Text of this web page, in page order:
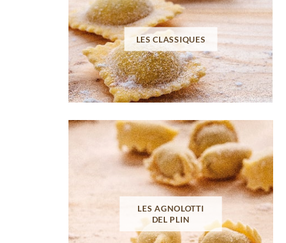
LES CLASSIQUES
LES AGNOLOTTI
DEL PLIN